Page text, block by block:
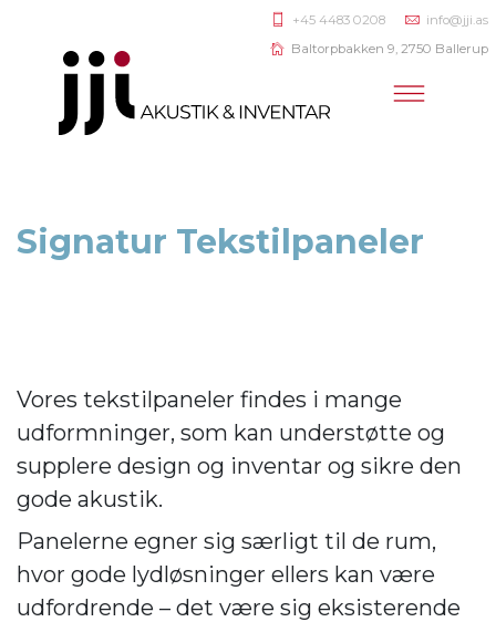
+45 4483 0208
info@jji.as
Baltorpbakken 9, 2750 Ballerup
Signatur Tekstilpaneler
Vores tekstilpaneler findes i mange
udformninger, som kan understøtte og
supplere design og inventar og sikre den
gode akustik.
Panelerne egner sig særligt til de rum,
hvor gode lydløsninger ellers kan være
udfordrende – det være sig eksisterende